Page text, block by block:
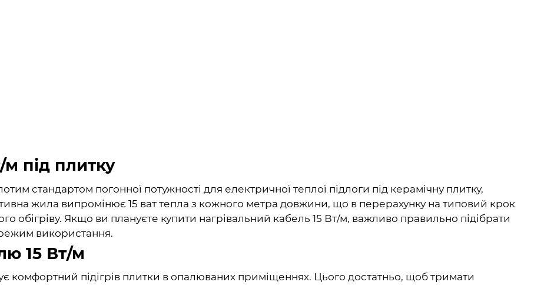
м під плитку
стандартом погонної потужності для електричної теплої підлоги під керамічну плитку,
жила випромінює 15 ват тепла з кожного метра довжини, що в перерахунку на типовий крок
обігріву. Якщо ви плануєте купити нагрівальний кабель 15 Вт/м, важливо правильно підібрати
використання.
15 Вт/м
комфортний підігрів плитки в опалюваних приміщеннях. Цього достатньо, щоб тримати